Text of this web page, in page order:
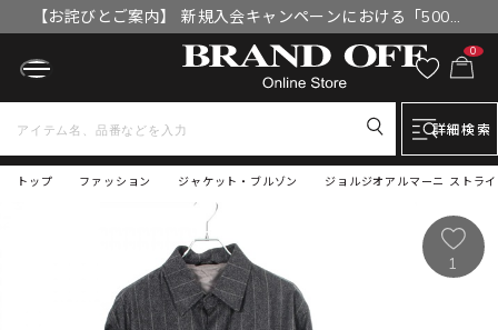
【お詫びとご案内】 新規入会キャンペーンにおける「500円
OFFクーポン」付与漏れと補填について
0
詳細検索
トップ ジョルジオアルマーニ ストラ
ファッション ジャケット・ブルゾン
1